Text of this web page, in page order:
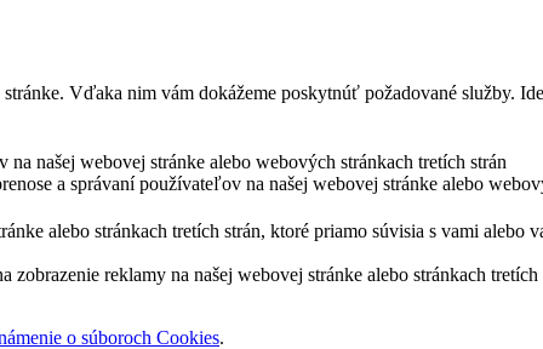
Vďaka nim vám dokážeme poskytnúť požadované služby.
našej webovej stránke alebo webových stránkach tretích strán
a správaní používateľov na našej webovej stránke alebo
alebo stránkach tretích strán, ktoré priamo súvisia s vami alebo
zobrazenie reklamy na našej webovej stránke alebo stránkach
o súboroch Cookies.